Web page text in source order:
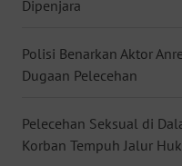
Dipenjara
Polisi Benarkan Aktor
Dugaan Pelecehan
Pelecehan Seksual di
Korban Tempuh Jalur
WN
KALBAR
WN
KALTENG